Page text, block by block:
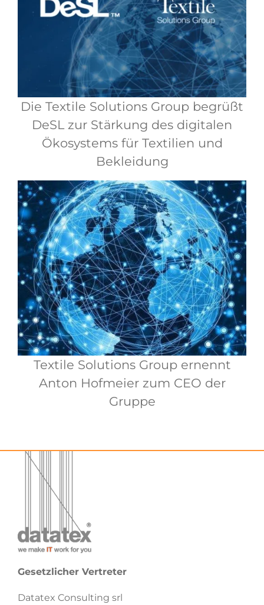
Die Textile Solutions Group begrüßt
DeSL zur Stärkung des digitalen
Ökosystems für Textilien und
Bekleidung
Textile Solutions Group ernennt
Anton Hofmeier zum CEO der
Gruppe
Gesetzlicher Vertreter
Datatex Consulting srl